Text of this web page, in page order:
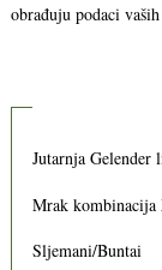
obrađuju podaci
Jutarnja Gelender
Mrak
Sljemani/Buntai